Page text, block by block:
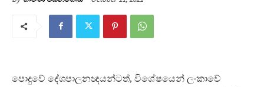
පොදුවේ දේශපාලනඥයන්ටත්, විශේෂයෙන් ලංකාවේ